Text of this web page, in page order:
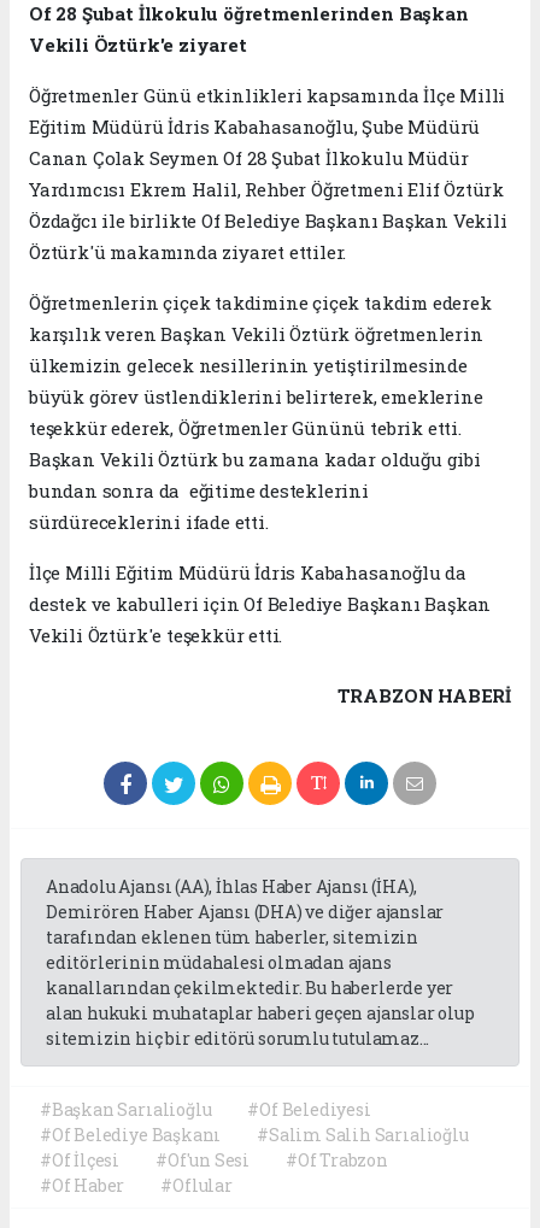
Of 28 Şubat İlkokulu öğretmenlerinden Başkan
Vekili Öztürk'e ziyaret
Öğretmenler Günü etkinlikleri kapsamında İlçe Milli
Eğitim Müdürü İdris Kabahasanoğlu, Şube Müdürü
Canan Çolak Seymen Of 28 Şubat İlkokulu Müdür
Yardımcısı Ekrem Halil, Rehber Öğretmeni Elif Öztürk
Özdağcı ile birlikte Of Belediye Başkanı Başkan Vekili
Öztürk'ü makamında ziyaret ettiler.
Öğretmenlerin çiçek takdimine çiçek takdim ederek
karşılık veren Başkan Vekili Öztürk öğretmenlerin
ülkemizin gelecek nesillerinin yetiştirilmesinde
büyük görev üstlendiklerini belirterek, emeklerine
teşekkür ederek, Öğretmenler Gününü tebrik etti.
Başkan Vekili Öztürk bu zamana kadar olduğu gibi
bundan sonra da eğitime desteklerini
sürdüreceklerini ifade etti.
İlçe Milli Eğitim Müdürü İdris Kabahasanoğlu da
destek ve kabulleri için Of Belediye Başkanı Başkan
Vekili Öztürk'e teşekkür etti.
TRABZON HABERİ
Anadolu Ajansı (AA), İhlas Haber Ajansı (İHA),
Demirören Haber Ajansı (DHA) ve diğer ajanslar
tarafından eklenen tüm haberler, sitemizin
editörlerinin müdahalesi olmadan ajans
kanallarından çekilmektedir. Bu haberlerde yer
alan hukuki muhataplar haberi geçen ajanslar olup
sitemizin hiç bir editörü sorumlu tutulamaz...
#Başkan Sarıalioğlu
#Of Belediyesi
#Of Belediye Başkanı
#Salim Salih Sarıalioğlu
#Of İlçesi
#Of'un Sesi
#Of Trabzon
#Of Haber
#Oflular